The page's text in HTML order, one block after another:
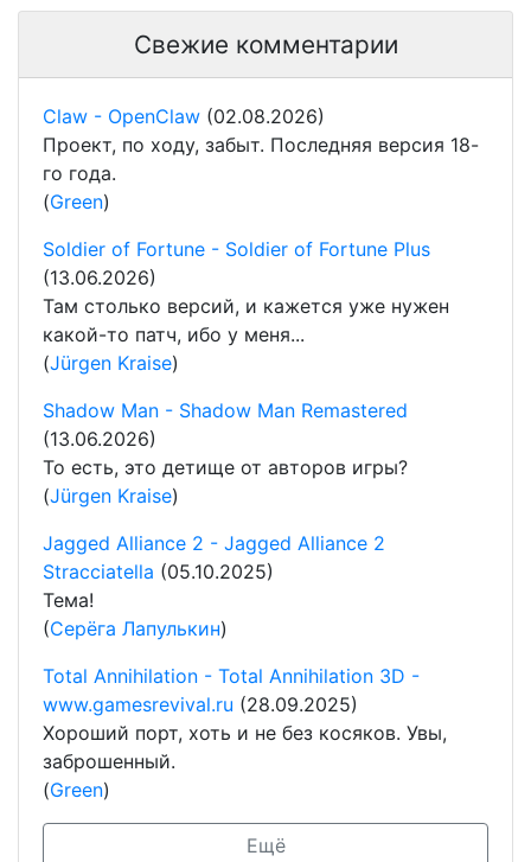
Свежие комментарии
Claw - OpenClaw (02.08.2026)
Проект, по ходу, забыт. Последняя версия 18-
го года.
(Green)
Soldier of Fortune - Soldier of Fortune Plus
(13.06.2026)
Там столько версий, и кажется уже нужен
какой-то патч, ибо у меня...
(Jürgen Kraise)
Shadow Man - Shadow Man Remastered
(13.06.2026)
То есть, это детище от авторов игры?
(Jürgen Kraise)
Jagged Alliance 2 - Jagged Alliance 2
Stracciatella (05.10.2025)
Тема!
(Серёга Лапулькин)
Total Annihilation - Total Annihilation 3D -
www.gamesrevival.ru (28.09.2025)
Хороший порт, хоть и не без косяков. Увы,
заброшенный.
(Green)
Ещё